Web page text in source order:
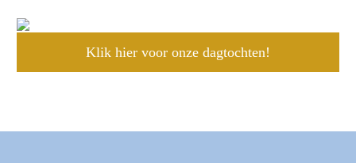
Klik hier voor onze dagtochten!